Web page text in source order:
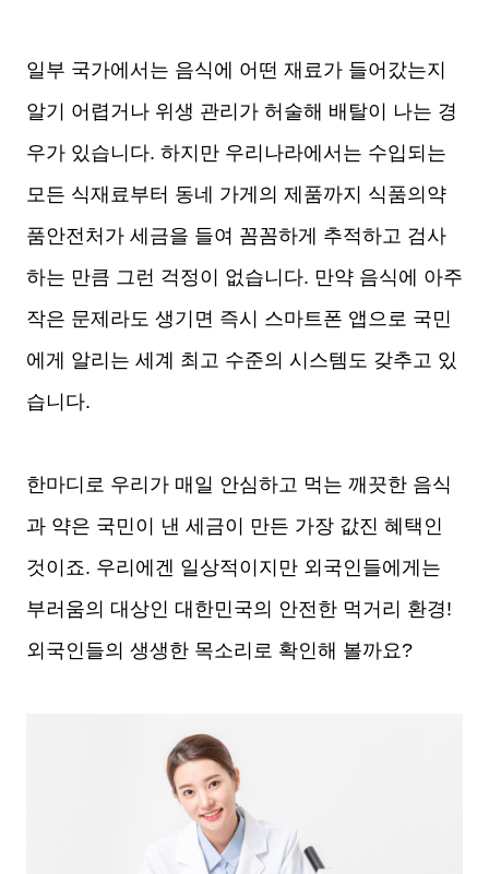
일부 국가에서는 음식에 어떤 재료가 들어갔는지
알기 어렵거나 위생 관리가 허술해 배탈이 나는 경
우가 있습니다. 하지만 우리나라에서는 수입되는
모든 식재료부터 동네 가게의 제품까지 식품의약
품안전처가 세금을 들여 꼼꼼하게 추적하고 검사
하는 만큼 그런 걱정이 없습니다. 만약 음식에 아주
작은 문제라도 생기면 즉시 스마트폰 앱으로 국민
에게 알리는 세계 최고 수준의 시스템도 갖추고 있
습니다.
한마디로 우리가 매일 안심하고 먹는 깨끗한 음식
과 약은 국민이 낸 세금이 만든 가장 값진 혜택인
것이죠. 우리에겐 일상적이지만 외국인들에게는
부러움의 대상인 대한민국의 안전한 먹거리 환경!
외국인들의 생생한 목소리로 확인해 볼까요?